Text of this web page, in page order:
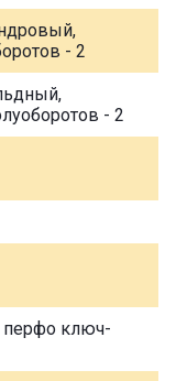
- 2
- 2
перфо ключ-